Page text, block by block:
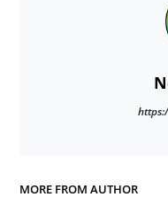
MORE FROM AUTHOR